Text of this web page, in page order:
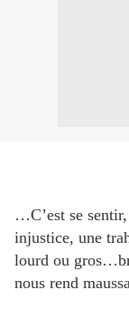
b
l
i
é
…C’est se
injustice, une
lourd ou
nous rend